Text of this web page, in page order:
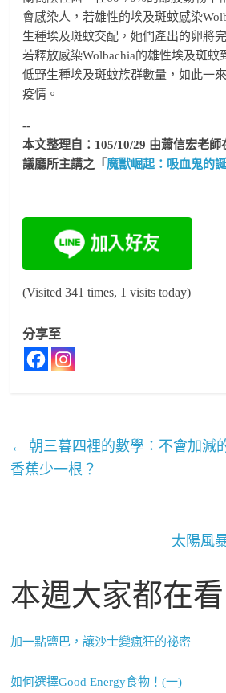
會感染人，若雄性的埃及斑蚊感染
生種埃及斑蚊交配，她們產出的卵將
若釋放感染Wolbachia的雄性埃及斑蚊
低野生種埃及斑蚊族群數量，如此一
疫情。
--
本文整理自：105/10/29 由蕭信宏老
議廳所主講之「 魔獸崛起：吸血鬼的
(Visited 341 times, 1 visits today)
分享至
← 朝三暮四裡的數學：不會加減
香蕉少一根？
太陽風
本週大家都在看
加一點鹽巴，讓沙士變瘋狂的祕密
如何選擇Good Energy食物！(一)